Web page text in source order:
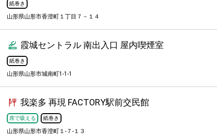
紙巻き
山形県山形市香澄町１丁目７－１４
霞城セントラル 南出入口 屋内喫煙室
紙巻き
山形県山形市城南町1-1-1
我楽多 再現 FACTORY駅前交民館
席で吸える 紙巻き
山形県山形市香澄町１-７-１３